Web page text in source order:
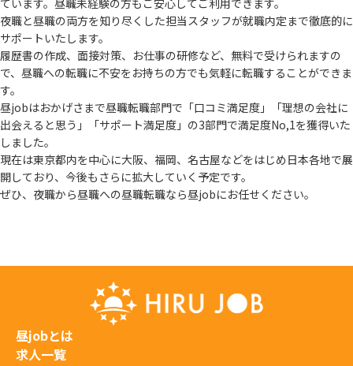
夜職と昼職の両方を知り尽くした担当スタッフが就職内定まで徹底的に
サポートいたします。
履歴書の作成、面接対策、お仕事の研修など、無料で受けられますの
で、 昼職への転職に不安をお持ちの方でも気軽に転職することができま
す。
昼jobはおかげさまで昼職転職部門で「口コミ満足度」「理想の会社に
出会えると思う」
「サポート満足度」の3部門で満足度No,1を獲得いた
しました。
現在は東京都内を中心に大阪、福岡、名古屋などをはじめ日本各地で展
開しており、 今後もさらに拡大していく予定です。
ぜひ、夜職から昼職への昼職転職なら昼jobにお任せください。
昼jobとは
求人一覧